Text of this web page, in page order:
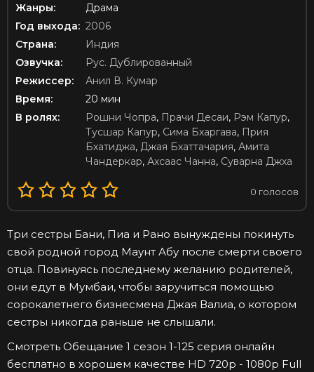
Жанры:
Драма
Год выхода: 2006
Страна:
Индия
Озвучка:
Рус. Дублированный
Режиссер:
Анил В. Кумар
Время:
20 мин
В ролях:
Рошни Чопра, Прачи Десаи, Рэм Капур,
Тусшар Капур, Сима Бхаргава, Прия
Бхатиджа, Джая Бхаттачария, Амита
Чандеркар, Ахсаас Чанна, Суварна Джха
0 голосов
Три сестры Бани, Пиа и Рано вынуждены покинуть
свой родной город Маунт Абу после смерти своего
отца. Повинуясь последнему желанию родителей,
они едут в Мумбаи, чтобы заручиться помощью
сорокалетнего бизнесмена Джая Валиа, о котором
сестры никогда раньше не слышали.
Смотреть Обещание 1 сезон 1-125 серия онлайн
бесплатно в хорошем качестве HD 720p - 1080p Full